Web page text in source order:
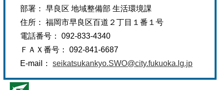
部署： 早良区 地域整備部 生活環境課
住所： 福岡市早良区百道２丁目１番１号
電話番号： 092-833-4340
ＦＡＸ番号： 092-841-6687
E-mail：seikatsukankyo.SWO@city.fukuoka.lg.jp